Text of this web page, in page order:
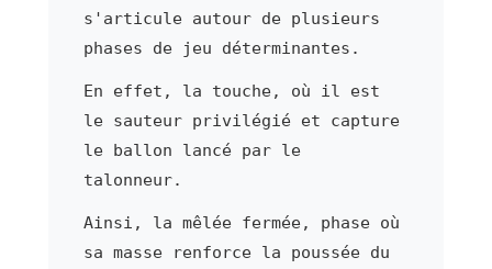
s'articule autour de plusieurs
phases de jeu déterminantes.
En effet, la touche, où il est
le sauteur privilégié et capture
le ballon lancé par le
talonneur.
Ainsi, la mêlée fermée, phase où
sa masse renforce la poussée du